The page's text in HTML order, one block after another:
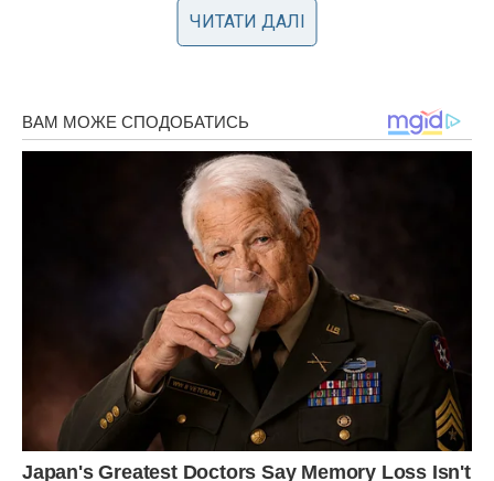
будинку не лишилося й сліду — тепер це була справжня
вілла з диким каменем, панорамними вікнами та
ЧИТАТИ ДАЛІ